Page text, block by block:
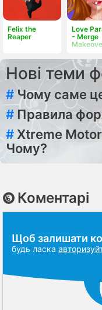
Felix the
Reaper
Love
- Merge
Нові теми
# Чому саме
# Правила
# Xtreme
Чому?
Коментарі
Щоб залишати
будь ласка